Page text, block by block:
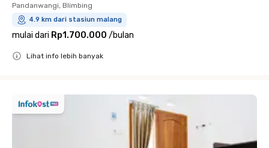
Pandanwangi, Blimbing
4.9 km dari stasiun malang
mulai dari Rp1.700.000 /bulan
Lihat info lebih banyak